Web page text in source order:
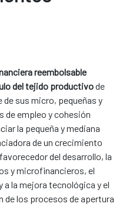
reembolsable
del tejido productivode
sus micro, pequeñas y
de empleo y cohesión
la pequeña y mediana
de un crecimiento
del desarrollo, la
y microfinancieros, el
a la mejora tecnológica y el
de los procesos de apertura